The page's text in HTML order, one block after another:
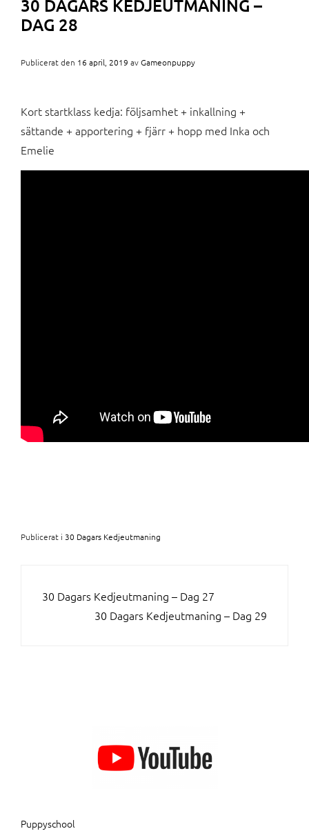
30 DAGARS KEDJEUTMANING –
DAG 28
Publicerat den 16 april, 2019 avGameonpuppy
Kort startklass kedja: följsamhet + inkallning +
sättande + apportering + fjärr + hopp med Inka och
Emelie
Publicerat i 30 Dagars Kedjeutmaning
INLÄGGSNAVIGERING
30 Dagars Kedjeutmaning – Dag 27
30 Dagars Kedjeutmaning – Dag 29
Puppyschool